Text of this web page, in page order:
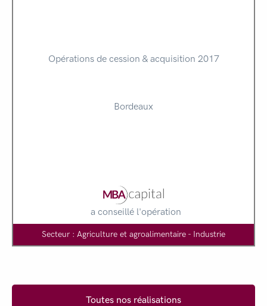
Opérations de cession & acquisition 2017
Bordeaux
a conseillé l'opération
Secteur : Agriculture et agroalimentaire - Industrie
Toutes nos réalisations